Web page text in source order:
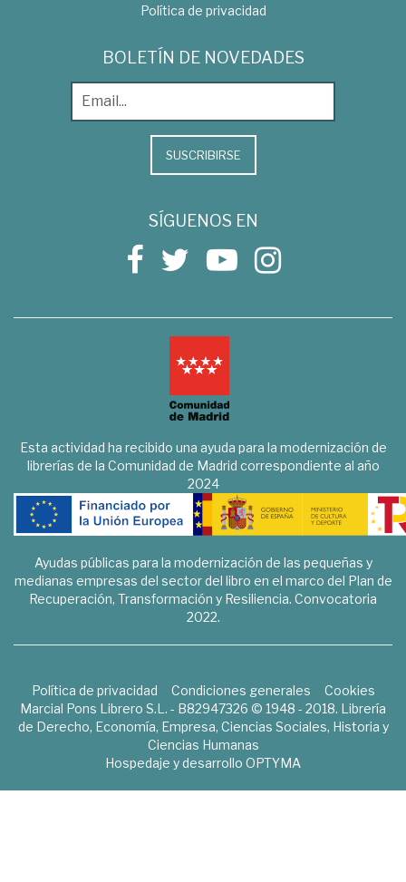
Política de privacidad
BOLETÍN DE NOVEDADES
SUSCRIBIRSE
SÍGUENOS EN
Esta actividad ha recibido una ayuda para la modernización de
librerías de la Comunidad de Madrid correspondiente al año
2024
Ayudas públicas para la modernización de las pequeñas y
medianas empresas del sector del libro en el marco del Plan de
Recuperación, Transformación y Resiliencia. Convocatoria
2022.
Política de privacidad Condiciones generales
Cookies
Marcial Pons Librero S.L. - B82947326 © 1948 - 2018. Librería
de Derecho, Economía, Empresa, Ciencias Sociales, Historia y
Ciencias Humanas
Hospedaje y desarrollo OPTYMA